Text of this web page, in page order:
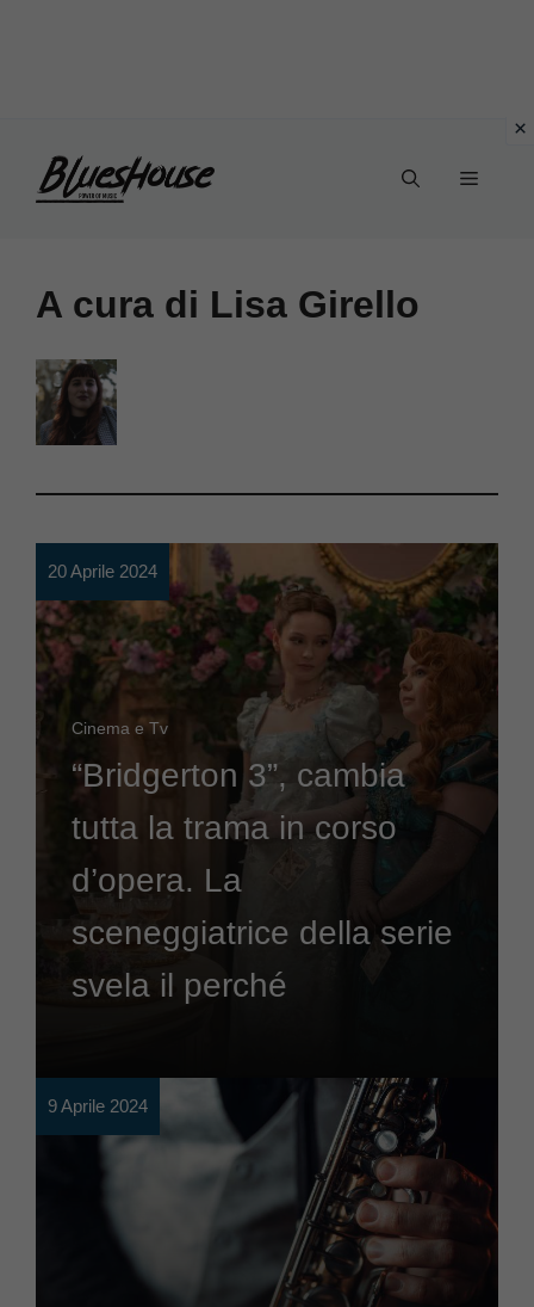
Menu
A cura di Lisa Girello
20 Aprile 2024
Cinema e Tv
“Bridgerton 3”, cambia
tutta la trama in corso
d’opera. La
sceneggiatrice della serie
svela il perché
9 Aprile 2024